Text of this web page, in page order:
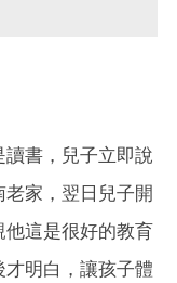
書，兒子立即說
老家，翌日兒子開
這是很好的教育
明白，讓孩子體